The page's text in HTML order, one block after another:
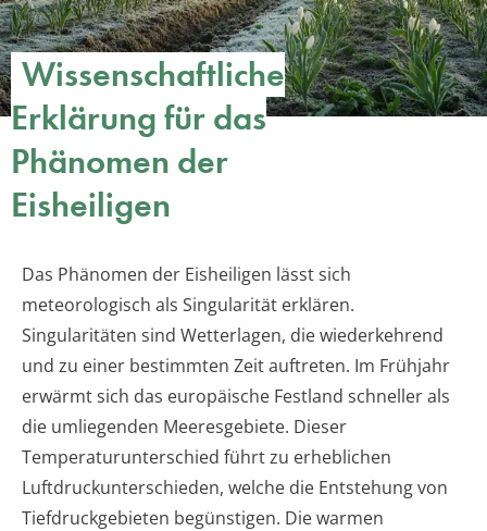
Wissenschaftliche
Erklärung für das
Phänomen der
Eisheiligen
Das Phänomen der Eisheiligen lässt sich
meteorologisch als Singularität erklären.
Singularitäten sind Wetterlagen, die wiederkehrend
und zu einer bestimmten Zeit auftreten. Im Frühjahr
erwärmt sich das europäische Festland schneller als
die umliegenden Meeresgebiete. Dieser
Temperaturunterschied führt zu erheblichen
Luftdruckunterschieden, welche die Entstehung von
Tiefdruckgebieten begünstigen. Die warmen